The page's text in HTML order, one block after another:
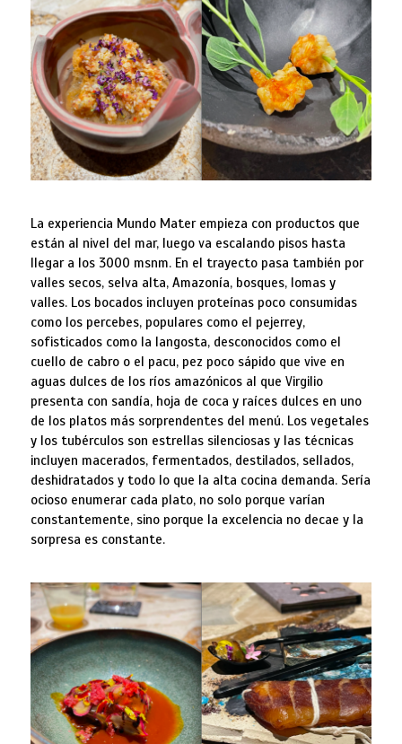
La experiencia Mundo Mater empieza con productos que
están al nivel del mar, luego va escalando pisos hasta
llegar a los 3000 msnm. En el trayecto pasa también por
valles secos, selva alta, Amazonía, bosques, lomas y
valles. Los bocados incluyen proteínas poco consumidas
como los percebes, populares como el pejerrey,
sofisticados como la langosta, desconocidos como el
cuello de cabro o el pacu, pez poco sápido que vive en
aguas dulces de los ríos amazónicos al que Virgilio
presenta con sandía, hoja de coca y raíces dulces en uno
de los platos más sorprendentes del menú. Los vegetales
y los tubérculos son estrellas silenciosas y las técnicas
incluyen macerados, fermentados, destilados, sellados,
deshidratados y todo lo que la alta cocina demanda. Sería
ocioso enumerar cada plato, no solo porque varían
constantemente, sino porque la excelencia no decae y la
sorpresa es constante.